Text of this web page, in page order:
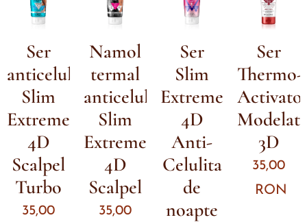
Ser
anticelulitic
Slim
Extreme
4D
Scalpel
Turbo
35,00
Namol
termal
anticelulitic
Slim
Extreme
4D
Scalpel
35,00
Ser
Slim
Extreme
4D
Anti-
Celulita
de
noapte
Ser
Thermo-
3D
35,00
RON